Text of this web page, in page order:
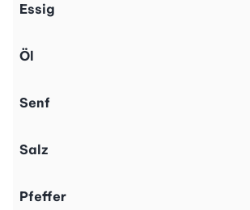
Essig
Öl
Senf
Salz
Pfeffer